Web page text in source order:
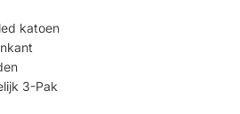
katoen
3-Pak